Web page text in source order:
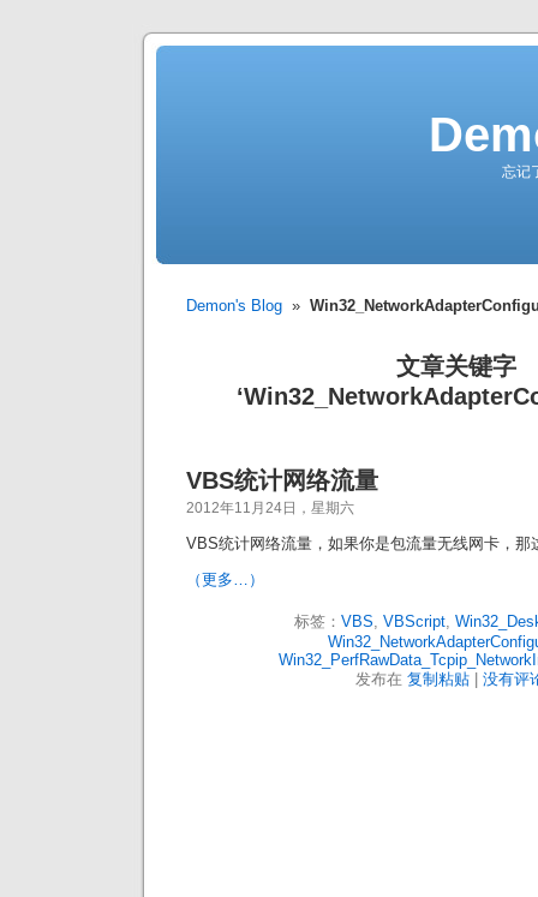
忘记
Demon's Blog »
文章关键字
VBS统计网络流量
2012年11月24日，星期六
VBS统计网络流量，如果你是包流量无线网卡，那
（更多…）
标签： VBS, VBScript,
发布在 复制粘贴| 没有评